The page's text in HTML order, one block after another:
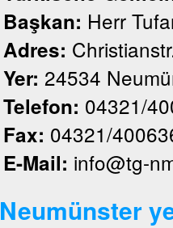
Başkan: Herr
Adres:
Yer: 24534
Telefon: 04321/
Fax: 04321/
E-Mail: info@tg-
Neumünster